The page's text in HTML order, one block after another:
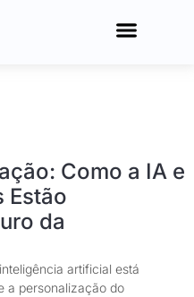
Como a IA e
Estão
da
artificial está
a personalização do